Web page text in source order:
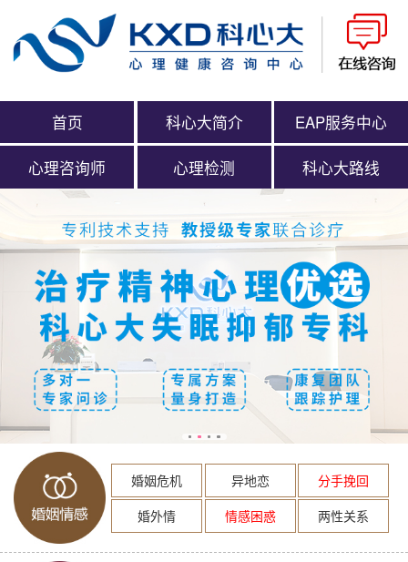
首页 科心大简介 EAP服务中心
心理咨询师 心理检测 科心大路线
婚姻危机 异地恋
分手挽回
婚外情
情感困惑 两性关系